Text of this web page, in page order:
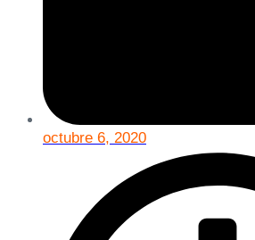
octubre 6, 2020